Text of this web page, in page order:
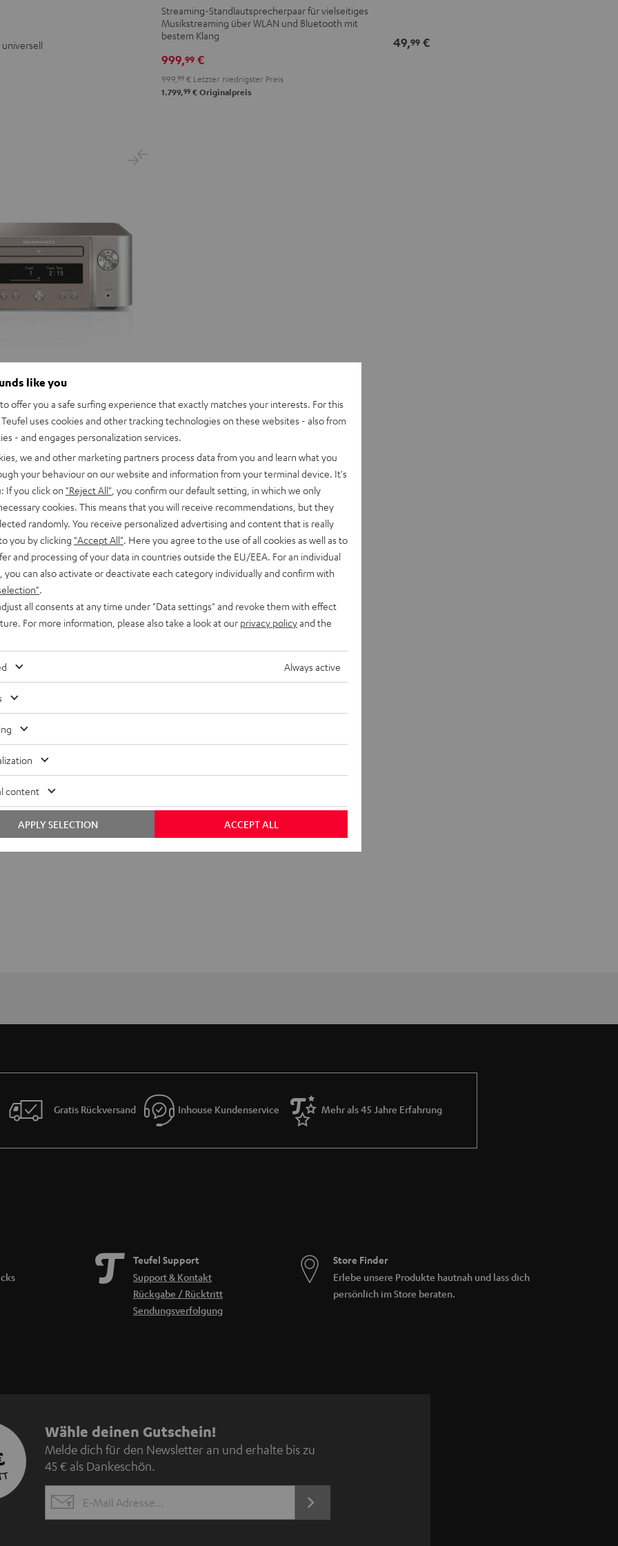
universell
Schwarz
L
Weiß
Streaming-Standlautsprecherpaar für vielseitiges
Musikstreaming über WLAN und Bluetooth mit
bestem Klang
999,99 €
999, 99 € Letzter niedrigster Preis
1.799,99 € Originalpreis
49,99 €
Receiver der Spitzenklasse
und kleinere Räume
Gratis Rückversand Inhouse Kundenservice Mehr als 45 Jahre Erfahrung
Teufel Support
Support & Kontakt
Rückgabe / Rücktritt
Sendungsverfolgung
Store Finder
Erlebe unsere Produkte hautnah und lass dich
persönlich im Store beraten.
N
e
w
s
Wähle deinen Gutschein!
Melde dich für den Newsletter an und erhalte bis zu
45 € als Dankeschön.
EMAIL
JETZT
ANMELDEN
like you
offer you a safe surfing experience that exactly matches your interests. For this
uses cookies and other tracking technologies on these websites - also from
- and engages personalization services.
we and other marketing partners process data from you and learn what you
your behaviour on our website and information from your terminal device. It's
If you click on "Reject All" , you confirm our default setting, in which we only
cookies. This means that you will receive recommendations, but they
randomly. You receive personalized advertising and content that is really
you by clicking "Accept All" . Here you agree to the use of all cookies as well as to
and processing of your data in countries outside the EU/EEA. For an individual
you can also activate or deactivate each category individually and confirm with
all consents at any time under "Data settings" and revoke them with effect
For more information, please also take a look at our privacy policyand the
Always active
content
ACCEPT ALL
APPLY SELECTION